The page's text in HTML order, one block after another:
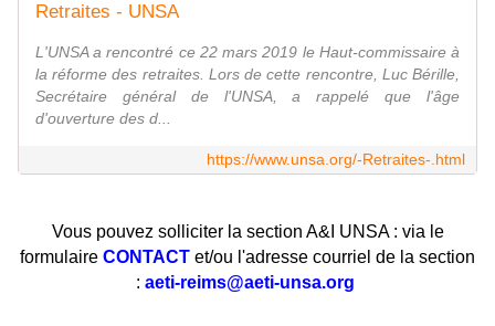
Retraites - UNSA
L'UNSA a rencontré ce 22 mars 2019 le Haut-commissaire à
la réforme des retraites. Lors de cette rencontre, Luc Bérille,
Secrétaire général de l'UNSA, a rappelé que l'âge
d'ouverture des d...
https://www.unsa.org/-Retraites-.html
Vous pouvez solliciter la section A&I UNSA : via le
formulaire CONTACT et/ou l'adresse courriel de la section
: aeti-reims@aeti-unsa.org